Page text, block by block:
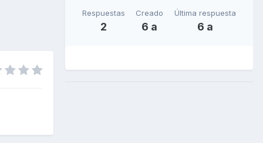
Respuestas
2
Creado
6 a
Última respuesta
6 a